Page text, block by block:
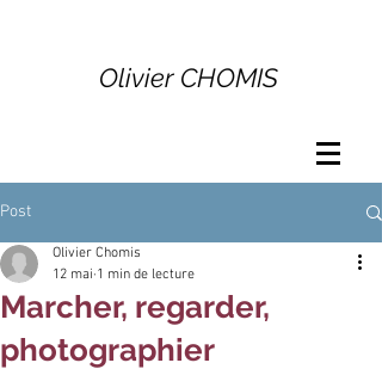
Olivier CHOMIS
Post
Marcher, regarder,
photographier
Olivier Chomis
12 mai 1 min de lecture